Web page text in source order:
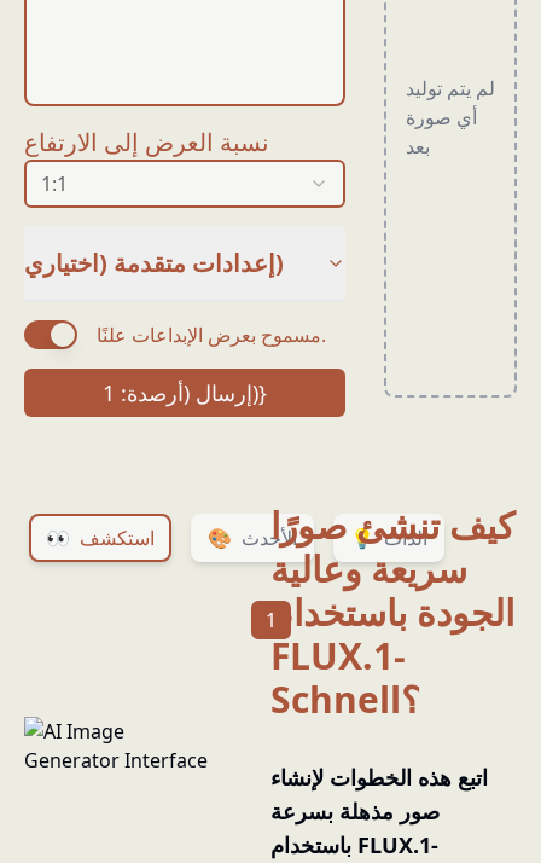
نسبة العرض إلى الارتفاع
1:1
إعدادات متقدمة (اختياري)
مسموح بعرض الإبداعات علنًا.
إرسال (أرصدة: 1)}
لم يتم توليد
أي صورة
بعد
👀 استكشف 🎨 الأحدث 💡 الذات جربها
جربها
جربها جربها
جربها جربها
جربها
جربها جربها
جربها
1
كيف تنشئ صورًا
سريعة وعالية
الجودة باستخدام
FLUX.1-
Schnell؟
اتبع هذه الخطوات لإنشاء
صور مذهلة بسرعة
باستخدام FLUX.1-